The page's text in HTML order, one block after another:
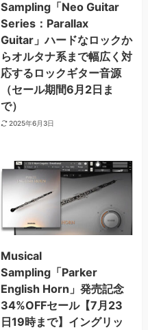
Sampling「Neo Guitar
Series：Parallax
Guitar」ハードなロックか
らオルタナ系まで幅広く対
応するロックギター音源
（セール期間6月2日ま
で）
2025年6月3日
Musical
Sampling「Parker
English Horn」発売記念
34%OFFセール【7月23
日19時まで】イングリッ